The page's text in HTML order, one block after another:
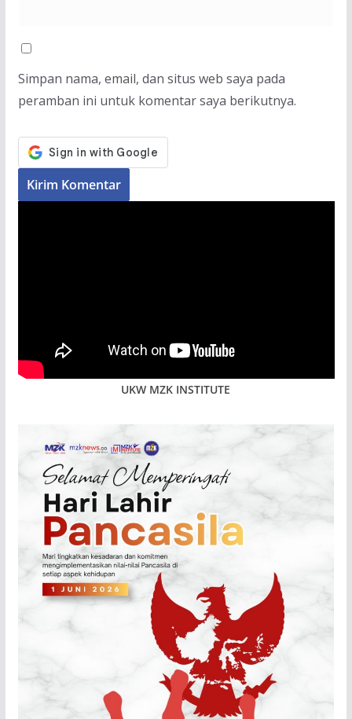
Simpan nama, email, dan situs web saya pada
peramban ini untuk komentar saya berikutnya.
UKW MZK INSTITUTE